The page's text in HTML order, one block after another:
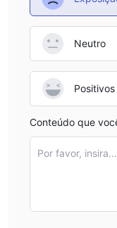
Neutro
Positivos
Conteúdo que
Por favor, insira...